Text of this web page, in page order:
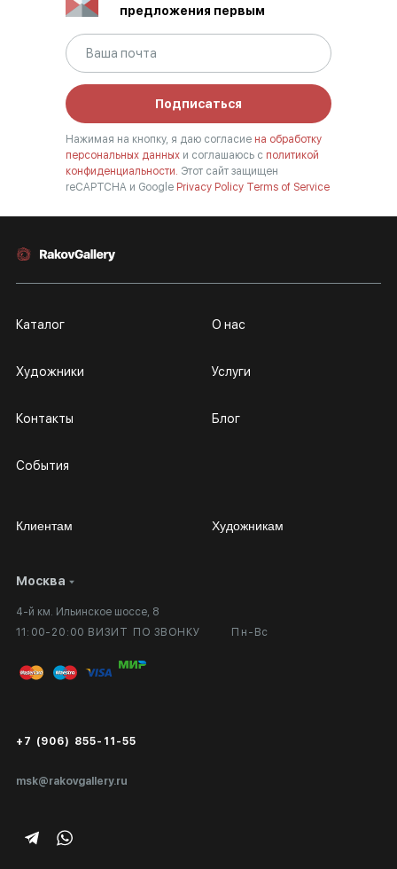
предложения первым
Подписаться
Нажимая на кнопку, я даю согласие на обработку
персональных данных и соглашаюсь с политикой
конфиденциальности. Этот сайт защищен
reCAPTCHA и Google Privacy Policy Terms of Service
Москва
4-й км. Ильинское шоссе, 8
11:00-20:00 ВИЗИТ ПО ЗВОНКУ
Пн-Вс
msk@rakovgallery.ru
+7 (906) 855-11-55
Каталог
Художники
Контакты
События
О нас
Услуги
Блог
Клиентам
Личный кабинет
Вопросы и ответы
Публичная оферта
Экспертиза/Вывоз за границу
Подарочные сертификаты
Художникам
Сотрудничество
Выставка в галерее